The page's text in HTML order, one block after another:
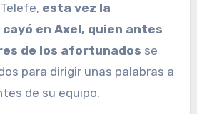
esta vez la
en Axel, quien antes
de los afortunados se
para dirigir unas palabras a
de su equipo.